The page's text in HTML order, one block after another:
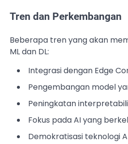
Tren dan Perkembangan
Beberapa tren yang akan
ML dan DL:
Integrasi dengan Edge
Pengembangan model
Peningkatan
Fokus pada AI yang
Demokratisasi teknologi